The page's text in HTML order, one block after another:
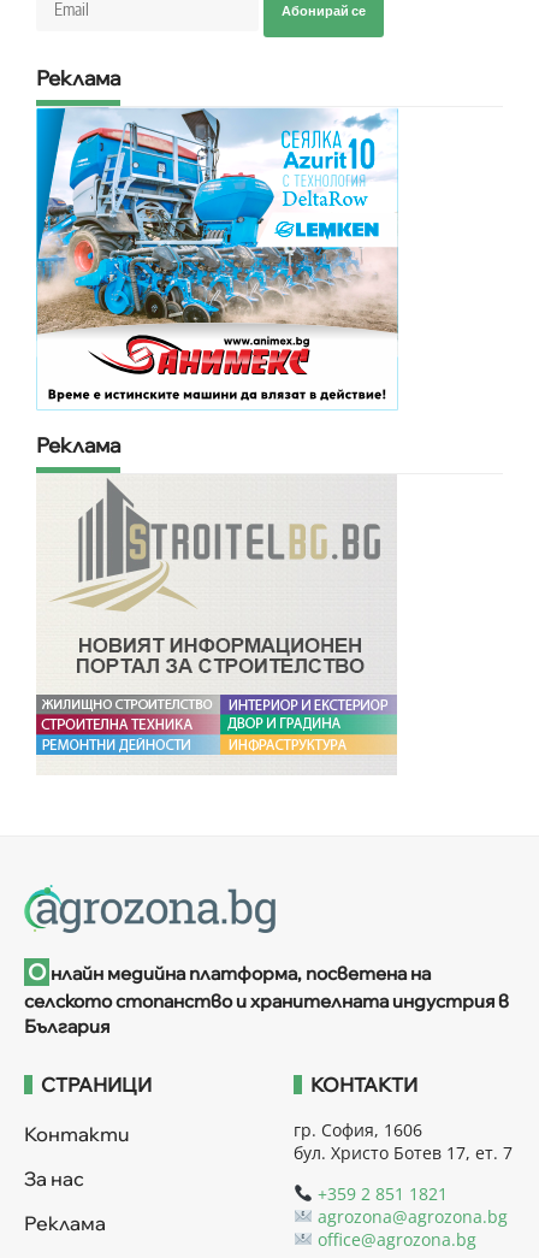
Абонирай се
Реклама
Реклама
О нлайн медийна платформа, посветена на
селското стопанство и хранителната индустрия в
България
СТРАНИЦИ
Контакти
За нас
Реклама
КОНТАКТИ
гр. София, 1606
бул. Христо Ботев 17, ет. 7
+359 2 851 1821
agrozona@agrozona.bg
office@agrozona.bg